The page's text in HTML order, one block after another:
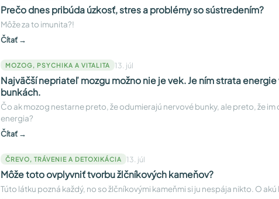
Prečo dnes pribúda úzkosť, stres a problémy so sústredením?
Môže za to imunita?!
Čítať →
MOZOG, PSYCHIKA A VITALITA 13. júl
Najväčší nepriateľ mozgu možno nie je vek. Je ním strata energie
bunkách.
Čo ak mozog nestarne preto, že odumierajú nervové bunky, ale preto, že im
energia?
Čítať →
ČREVO, TRÁVENIE A DETOXIKÁCIA 13. júl
Môže toto ovplyvniť tvorbu žlčníkových kameňov?
Túto látku pozná každý, no so žlčníkovými kameňmi si ju nespája nikto. O akú